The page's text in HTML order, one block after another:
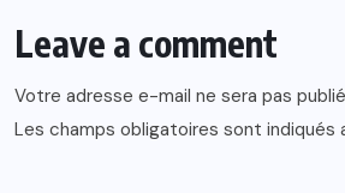
Leave a comment
Votre adresse e-mail ne sera pas
Les champs obligatoires sont indiqués